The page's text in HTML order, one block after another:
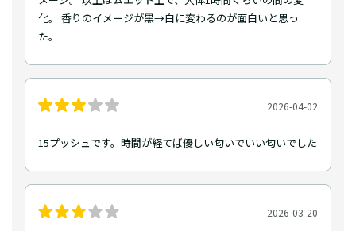
化。 香りのイメージが黒→白に変わるのが面白いと思っ
た。
2026-04-02
15プッシュです。時間が経てば優しい匂いでいい匂いでした
2026-03-20